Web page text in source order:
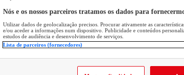
Nós e os nossos parceiros tratamos os dados para
Utilizar dados de geolocalização precisos. Procurar ativamente as
e/ou aceder a informações num dispositivo. Publicidade e conteúdos
estudos de audiência e desenvolvimento de serviços.
Lista de parceiros (fornecedores)